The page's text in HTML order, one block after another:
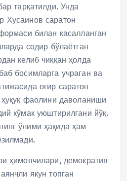
тарқатилди. Унда
Хусаинов саратон
билан касалланган
содир бўлаётган
келиб чиққан ҳолда
босимларга учраган ва
оғир саратон
ҳуқуқ фаолини даволаниши
кўмак уюштирилгани йўқ.
ўлими ҳақида ҳам
ҳимоячилари, демократия
якун топган